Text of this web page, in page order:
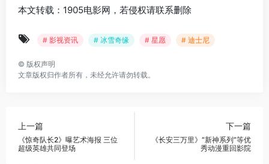
本文转载：1905电影网，若侵权请联系删除
# 影视资讯 # 冰雪奇缘 # 星愿 # 迪士尼
© 版权声明
文章版权归作者所有，未经允许请勿转载。
上一篇
《惊奇队长2》曝艺术海报 三位
超级英雄共同登场
下一篇
《长安三万里》“新神系列”等优
秀动漫重回影院